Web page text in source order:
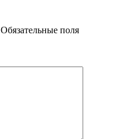
Обязательные поля